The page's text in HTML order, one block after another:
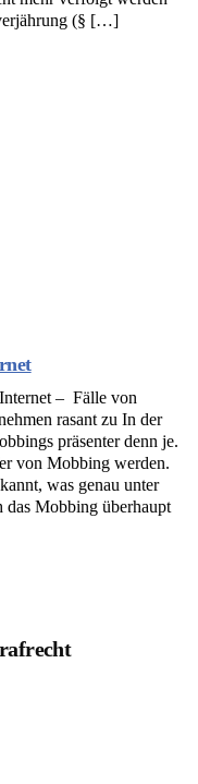
(§ […]
– Fälle von
rasant zu In der
präsenter denn je.
von Mobbing werden.
was genau unter
Mobbing überhaupt